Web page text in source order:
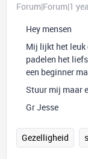
Forum|Forum|1
Hey mensen
Mij lijkt het leuk
padelen het
een beginner
Stuur mij maar
Gr Jesse
Gezelligheid